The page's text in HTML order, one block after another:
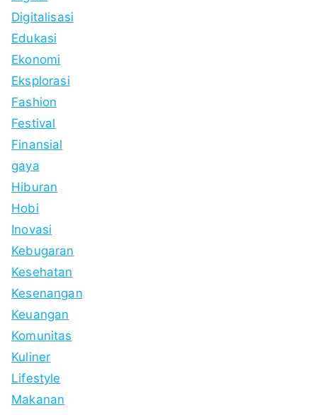
Digitalisasi
Edukasi
Ekonomi
Eksplorasi
Fashion
Festival
Finansial
gaya
Hiburan
Hobi
Inovasi
Kebugaran
Kesehatan
Kesenangan
Keuangan
Komunitas
Kuliner
Lifestyle
Makanan